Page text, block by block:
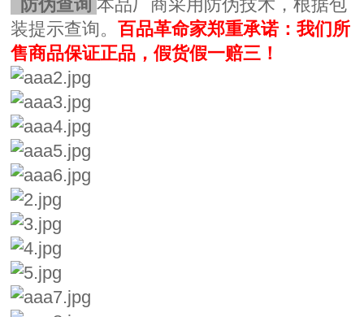
防伪查询 本品厂商采用防伪技术，根据包
装提示查询。百品革命家郑重承诺：我们所
售商品保证正品，假货假一赔三！